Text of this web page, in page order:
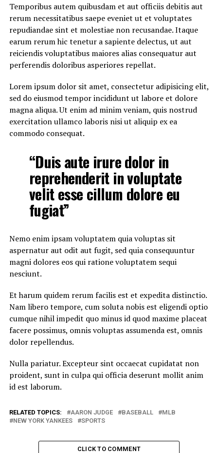
Temporibus autem quibusdam et aut officiis debitis aut
rerum necessitatibus saepe eveniet ut et voluptates
repudiandae sint et molestiae non recusandae. Itaque
earum rerum hic tenetur a sapiente delectus, ut aut
reiciendis voluptatibus maiores alias consequatur aut
perferendis doloribus asperiores repellat.
Lorem ipsum dolor sit amet, consectetur adipisicing elit,
sed do eiusmod tempor incididunt ut labore et dolore
magna aliqua. Ut enim ad minim veniam, quis nostrud
exercitation ullamco laboris nisi ut aliquip ex ea
commodo consequat.
“Duis aute irure dolor in
reprehenderit in voluptate
velit esse cillum dolore eu
fugiat”
Nemo enim ipsam voluptatem quia voluptas sit
aspernatur aut odit aut fugit, sed quia consequuntur
magni dolores eos qui ratione voluptatem sequi
nesciunt.
Et harum quidem rerum facilis est et expedita distinctio.
Nam libero tempore, cum soluta nobis est eligendi optio
cumque nihil impedit quo minus id quod maxime placeat
facere possimus, omnis voluptas assumenda est, omnis
dolor repellendus.
Nulla pariatur. Excepteur sint occaecat cupidatat non
proident, sunt in culpa qui officia deserunt mollit anim
id est laborum.
RELATED TOPICS: AARON JUDGE BASEBALL
MLB
NEW YORK YANKEES
SPORTS
CLICK TO COMMENT